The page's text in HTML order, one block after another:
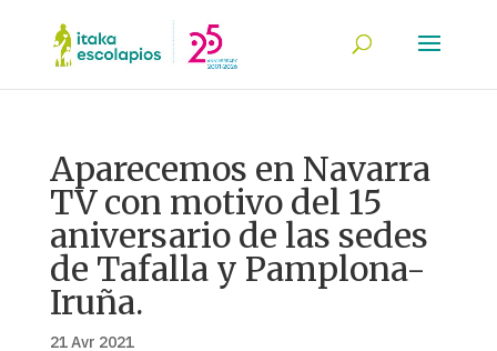
Aparecemos en Navarra
TV con motivo del 15
aniversario de las sedes
de Tafalla y Pamplona-
Iruña.
21 Avr 2021